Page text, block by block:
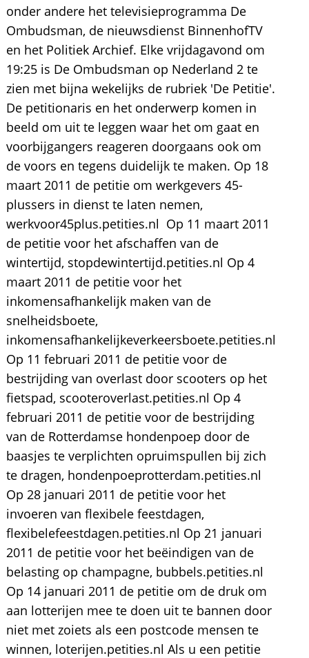
onder andere het televisieprogramma De
Ombudsman, de nieuwsdienst BinnenhofTV
en het Politiek Archief. Elke vrijdagavond om
19:25 is De Ombudsman op Nederland 2 te
zien met bijna wekelijks de rubriek 'De Petitie'.
De petitionaris en het onderwerp komen in
beeld om uit te leggen waar het om gaat en
voorbijgangers reageren doorgaans ook om
de voors en tegens duidelijk te maken. Op 18
maart 2011 de petitie om werkgevers 45-
plussers in dienst te laten nemen,
werkvoor45plus.petities.nl Op 11 maart 2011
de petitie voor het afschaffen van de
wintertijd, stopdewintertijd.petities.nl Op 4
maart 2011 de petitie voor het
inkomensafhankelijk maken van de
snelheidsboete,
inkomensafhankelijkeverkeersboete.petities.nl
Op 11 februari 2011 de petitie voor de
bestrijding van overlast door scooters op het
fietspad, scooteroverlast.petities.nl Op 4
februari 2011 de petitie voor de bestrijding
van de Rotterdamse hondenpoep door de
baasjes te verplichten opruimspullen bij zich
te dragen, hondenpoeprotterdam.petities.nl
Op 28 januari 2011 de petitie voor het
invoeren van flexibele feestdagen,
flexibelefeestdagen.petities.nl Op 21 januari
2011 de petitie voor het beëindigen van de
belasting op champagne, bubbels.petities.nl
Op 14 januari 2011 de petitie om de druk om
aan lotterijen mee te doen uit te bannen door
niet met zoiets als een postcode mensen te
winnen, loterijen.petities.nl Als u een petitie